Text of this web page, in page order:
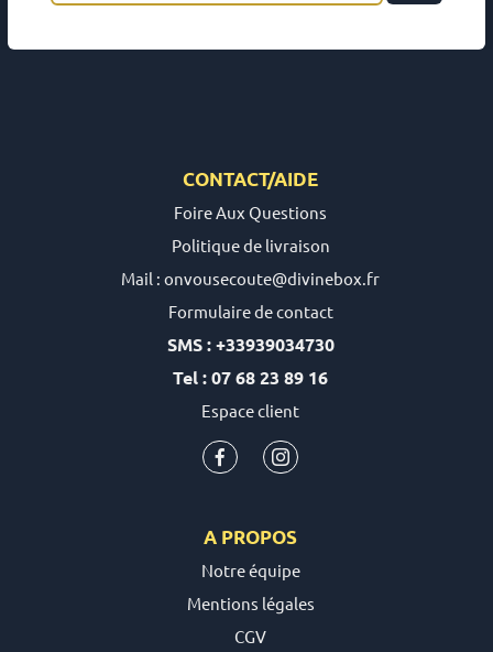
CONTACT/AIDE
Foire Aux Questions
Politique de livraison
Mail : onvousecoute@divinebox.fr
Formulaire de contact
SMS : +33939034730
Tel : 07 68 23 89 16
Espace client
A PROPOS
Notre équipe
Mentions légales
CGV